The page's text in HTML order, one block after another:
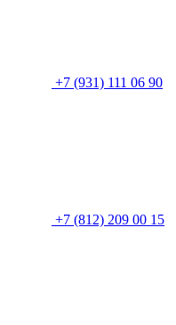
+7 (931) 111 06 90
+7 (812) 209 00 15